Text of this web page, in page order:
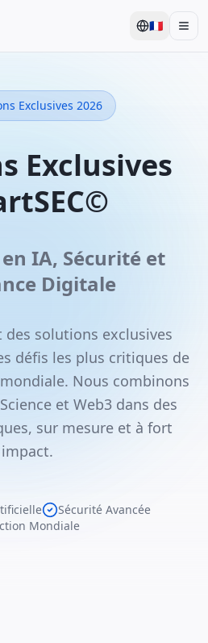
🇫🇷
Exclusives 2026
Exclusives
IA, Sécurité et
Digitale
des solutions exclusives
défis les plus critiques de
Nous combinons
et Web3 dans des
sur mesure et à fort
impact.
Sécurité Avancée
Mondiale